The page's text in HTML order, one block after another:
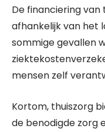
De financiering van
afhankelijk van het
sommige gevallen
mensen zelf
Kortom, thuiszorg
de benodigde zorg